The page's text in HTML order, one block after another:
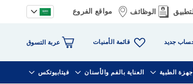
الوظائف مواقع الفروع
جديد قائمة الأمنيات عربة التسوق
الطبية العناية بالفم والأسنان فيتابيوتكس